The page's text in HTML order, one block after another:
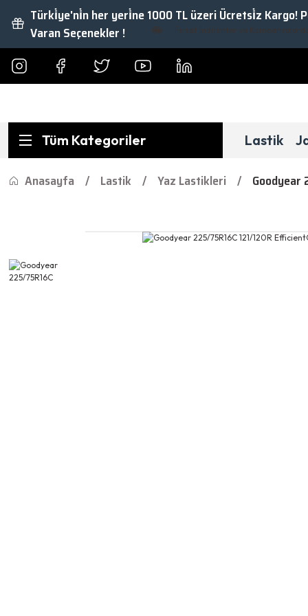
Türki̇ye'ni̇n her yeri̇ne 1000 TL üzeri Ücretsi̇z Kargo!
Varan Seçenekler !
Tüm Kategoriler Lastik
Anasayfa Lastik Yaz Lastikleri Goodyear